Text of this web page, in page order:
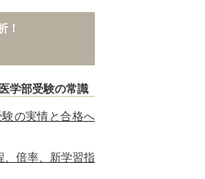
！
学部受験の常識
の実情と合格へ
、倍率、新学習指